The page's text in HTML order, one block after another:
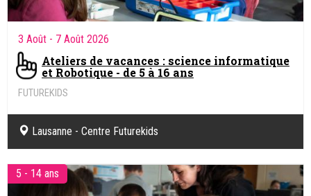
3 Août - 7 Août 2026
Ateliers de vacances : science informatique
et Robotique - de 5 à 16 ans
FUTUREKIDS
Lausanne - Centre Futurekids
5 - 14 ans